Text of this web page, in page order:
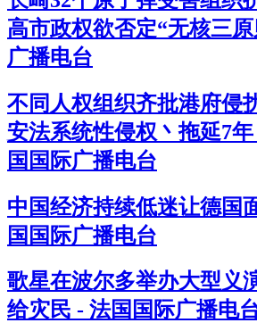
高市政权欲否定“无核三
广播电台
不同人权组织齐批港府侵
安法系统性侵权丶拖延7
国国际广播电台
中国经济持续低迷让德国
国国际广播电台
歌星在波尔多举办大型义
给灾民 - 法国国际广播电